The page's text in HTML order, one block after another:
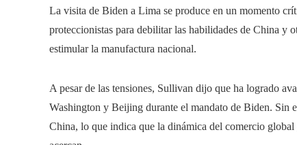
La visita de Biden a Lima se produce en un momento
proteccionistas para debilitar las habilidades de China y
estimular la manufactura nacional.
A pesar de las tensiones, Sullivan dijo que ha logrado
Washington y Beijing durante el mandato de Biden. Sin
China, lo que indica que la dinámica del comercio